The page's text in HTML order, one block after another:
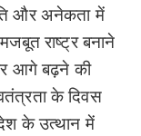
और अनेकता में
राष्ट्र बनाने
आगे बढ़ने की
के दिवस
के उत्थान में